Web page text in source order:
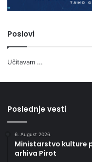
Poslovi
Učitavam ...
Poslednje vesti
6. August 2026.
Ministarstvo kulture
arhiva Pirot